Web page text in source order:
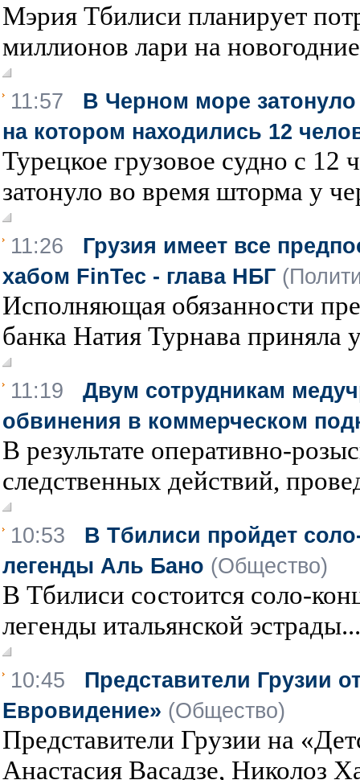
Мэрия Тбилиси планирует
миллионов лари на
11:57 В Черном море затонуло
на котором находились 12
Турецкое грузовое судно с 12
затонуло во время шторма у
11:26 Грузия имеет все
хабом FinTec - глава НБГ
Исполняющая обязанности
банка Натия Турнава приняла
11:19 Двум сотрудникам
обвинения в коммерческом
В результате оперативно-
следственных действий,
10:53 В Тбилиси пройдет
легенды Аль Бано (Общество)
В Тбилиси состоится соло-
легенды итальянской эстрады...
10:45 Представители Грузии
Евровидение» (Общество)
Представители Грузии на
Анастасия Васадзе, Николоз